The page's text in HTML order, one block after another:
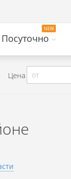
Посуточно
Цена от